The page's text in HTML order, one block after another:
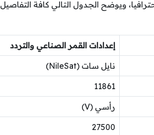
ويوضح الجدول التالي كافة التفاصيل
إعدادات القمر الصناعي والتردد
نايل سات (NileSat)
11861
رأسي (V)
27500